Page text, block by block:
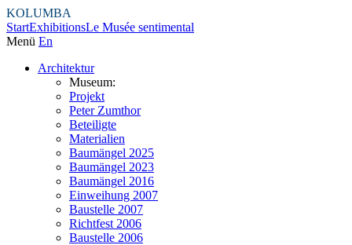
KOLUMBA
StartExhibitionsLe Musée sentimental
Menü En
Architektur
Museum:
Projekt
Peter Zumthor
Beteiligte
Materialien
Baumängel 2025
Baumängel 2023
Baumängel 2016
Einweihung 2007
Baustelle 2007
Richtfest 2006
Baustelle 2006